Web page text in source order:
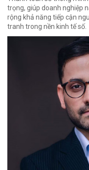
trọng, giúp doanh nghiệp
rộng khả năng tiếp cận
tranh trong nền kinh tế số.